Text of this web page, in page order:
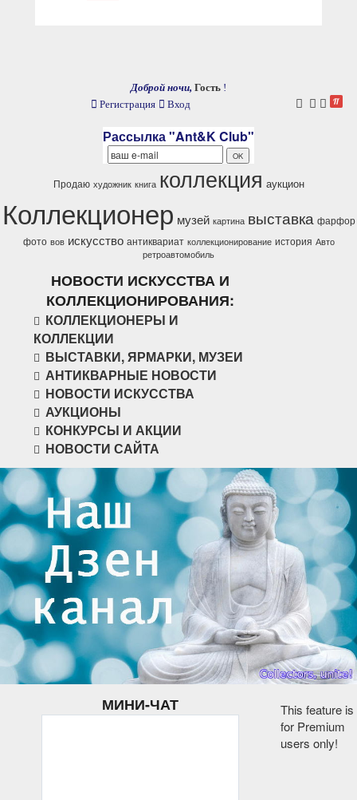
Доброй ночи, Гость !
Регистрация
Вход
Рассылка "Ant&K Club"
Продаю художник книга коллекция аукцион
Коллекционер музей картина выставка фарфор
фото вов искусство антиквариат коллекционирование история Авто
ретроавтомобиль
НОВОСТИ ИСКУССТВА И
КОЛЛЕКЦИОНИРОВАНИЯ:
КОЛЛЕКЦИОНЕРЫ И
КОЛЛЕКЦИИ
ВЫСТАВКИ, ЯРМАРКИ, МУЗЕИ
АНТИКВАРНЫЕ НОВОСТИ
НОВОСТИ ИСКУССТВА
АУКЦИОНЫ
КОНКУРСЫ И АКЦИИ
НОВОСТИ САЙТА
МИНИ-ЧАТ
This feature is
for Premium
users only!